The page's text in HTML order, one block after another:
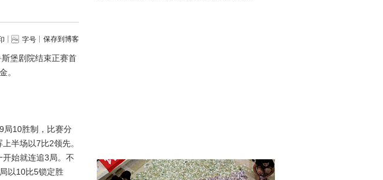
字号 保存到博客
堡剧院结束正赛首
。
10胜制，比赛分
半场以7比2领先。
始就连追3局。不
以10比5锁定胜